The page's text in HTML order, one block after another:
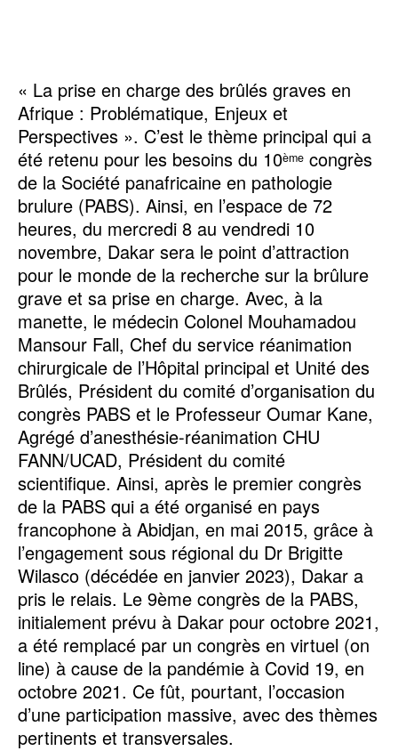
« La prise en charge des brûlés graves en
Afrique : Problématique, Enjeux et
Perspectives ». C’est le thème principal qui a
été retenu pour les besoins du 10ème congrès
de la Société panafricaine en pathologie
brulure (PABS). Ainsi, en l’espace de 72
heures, du mercredi 8 au vendredi 10
novembre, Dakar sera le point d’attraction
pour le monde de la recherche sur la brûlure
grave et sa prise en charge. Avec, à la
manette, le médecin Colonel Mouhamadou
Mansour Fall, Chef du service réanimation
chirurgicale de l’Hôpital principal et Unité des
Brûlés, Président du comité d’organisation du
congrès PABS et le Professeur Oumar Kane,
Agrégé d’anesthésie-réanimation CHU
FANN/UCAD, Président du comité
scientifique. Ainsi, après le premier congrès
de la PABS qui a été organisé en pays
francophone à Abidjan, en mai 2015, grâce à
l’engagement sous régional du Dr Brigitte
Wilasco (décédée en janvier 2023), Dakar a
pris le relais. Le 9ème congrès de la PABS,
initialement prévu à Dakar pour octobre 2021,
a été remplacé par un congrès en virtuel (on
line) à cause de la pandémie à Covid 19, en
octobre 2021. Ce fût, pourtant, l’occasion
d’une participation massive, avec des thèmes
pertinents et transversales.